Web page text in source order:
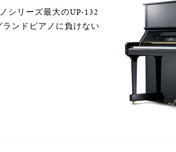
シリーズ最大のUP-132
ンドピアノに負けない